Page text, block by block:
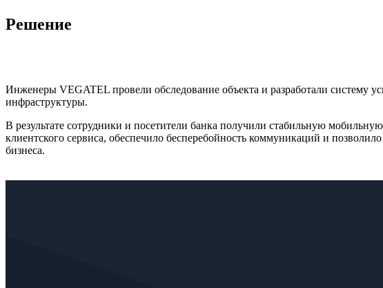
Решение
Инженеры VEGATEL провели обследование объекта и разработали систему
инфраструктуры.
В результате сотрудники и посетители банка получили стабильную
клиентского сервиса, обеспечило бесперебойность коммуникаций и
бизнеса.